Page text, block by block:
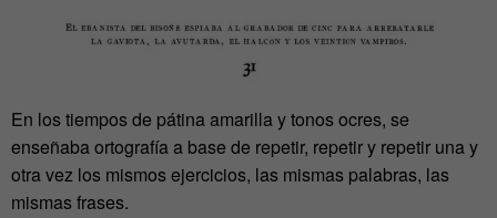
En los tiempos de pátina amarilla y tonos ocres, se
enseñaba ortografía a base de repetir, repetir y repetir una y
otra vez los mismos ejercicios, las mismas palabras, las
mismas frases.